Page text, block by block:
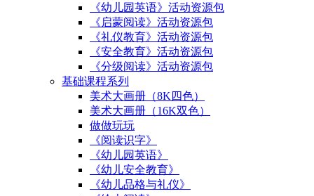
《幼儿园英语》活动资源包
《启蒙阅读》活动资源包
《礼仪教育》活动资源包
《安全教育》活动资源包
《分级阅读》活动资源包
基础课程系列
美术大画册（8K四色）
美术大画册（16K双色）
做做玩玩
《阅读识字》
《幼儿园英语》
《幼儿安全教育》
《幼儿品格与礼仪》